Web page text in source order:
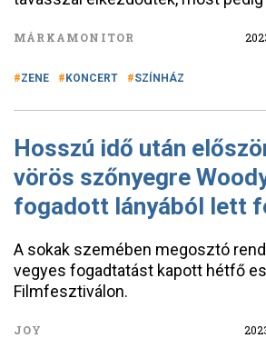
MÁRKAMONITOR
ZENE KONCERT SZÍNHÁZ
Hosszú idő után
vörös szőnyegre
fogadott lányából lett
A sokak szemében megosztó
vegyes fogadtatást kapott hétfő
Filmfesztiválon.
JOY